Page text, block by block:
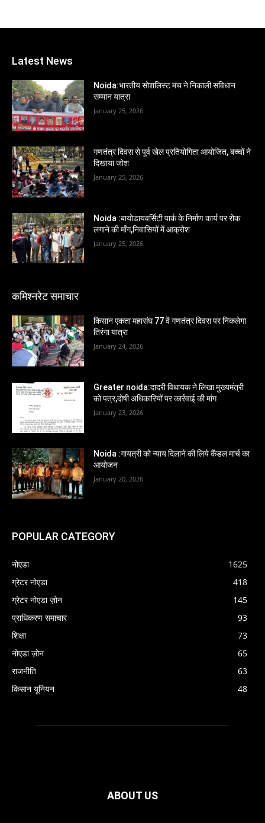
Latest News
Noida:भारतीय सोशलिस्ट मंच ने निकाली संविधान
सम्मान यात्रा
January 25, 2026
गणतंत्र दिवस से पूर्व खेल प्रतियोगिता आयोजित, बच्चों ने
दिखाया जोश
January 25, 2026
Noida :बायोडायवर्सिटी पार्क के निर्माण कार्य पर रोक
लगाने की माँग,निवासियों में आक्रोश
January 25, 2026
कमिश्नरेट समाचार
किसान एकता महासंघ 77 वें गणतंत्र दिवस पर निकलेगा
तिरंगा यात्रा
January 24, 2026
Greater noida:दादरी विधायक ने लिखा मुख्यमंत्री
को पत्र,दोषी अधिकारियों पर कार्रवाई की मांग
January 23, 2026
Noida :गायत्री को न्याय दिलाने की लिये कैंडल मार्च का
आयोजन
January 20, 2026
POPULAR CATEGORY
नोएडा
1625
ग्रेटर नोएडा
418
ग्रेटर नोएडा ज़ोन
145
प्राधिकरण समाचार
93
शिक्षा
73
नोएडा ज़ोन
65
राजनीति
63
किसान यूनियन
48
ABOUT US